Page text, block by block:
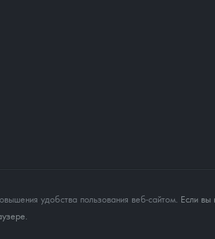
удобства пользования веб-сайтом . Если